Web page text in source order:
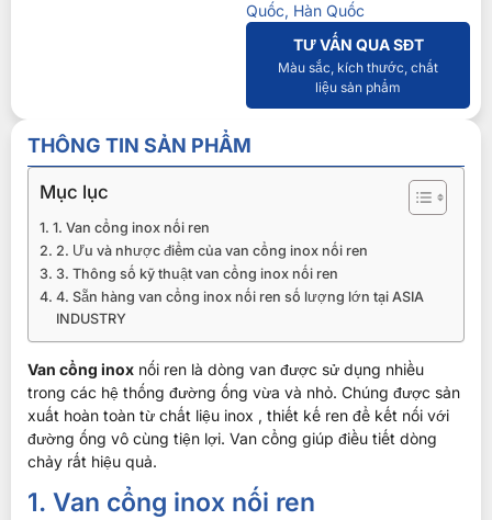
Quốc, Hàn Quốc
TƯ VẤN QUA SĐT
Màu sắc, kích thước, chất
liệu sản phẩm
THÔNG TIN SẢN PHẨM
Mục lục
1. Van cổng inox nối ren
2. Ưu và nhược điểm của van cổng inox nối ren
3. Thông số kỹ thuật van cổng inox nối ren
4. Sẵn hàng van cổng inox nối ren số lượng lớn tại ASIA
INDUSTRY
Van cổng inox nối ren là dòng van được sử dụng nhiều
trong các hệ thống đường ống vừa và nhỏ. Chúng được sản
xuất hoàn toàn từ chất liệu inox , thiết kế ren để kết nối với
đường ống vô cùng tiện lợi. Van cổng giúp điều tiết dòng
chảy rất hiệu quả.
1. Van cổng inox nối ren